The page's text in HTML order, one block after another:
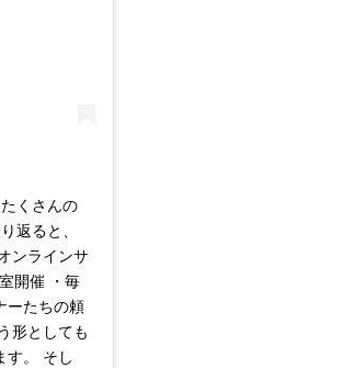
くさんの
返ると、
ンラインサ
開催 ・毎
ーたちの頼
形としても
す。 そし